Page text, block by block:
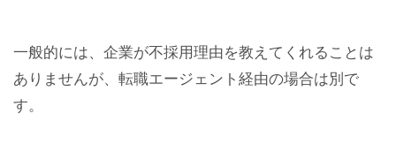
一般的には、企業が不採用理由を教えてくれることは
ありませんが、転職エージェント経由の場合は別で
す。